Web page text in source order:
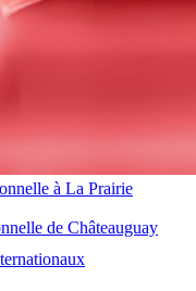
à La Prairie
de Châteauguay